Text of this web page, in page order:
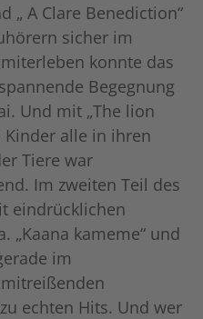
„ A Clare Benediction“
sicher im
konnte das
Begegnung
Und mit „The lion
Kinder alle in ihren
Tiere war
Im zweiten Teil des
eindrücklichen
„Kaana kameme“ und
im
echten Hits. Und wer